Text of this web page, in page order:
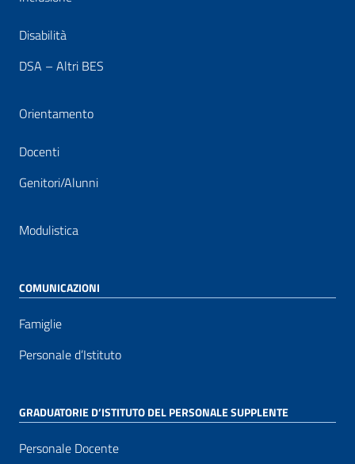
Disabilità
DSA – Altri BES
Orientamento
Docenti
Genitori/Alunni
Modulistica
COMUNICAZIONI
Famiglie
Personale d’Istituto
GRADUATORIE D’ISTITUTO DEL PERSONALE SUPPLENTE
Personale Docente